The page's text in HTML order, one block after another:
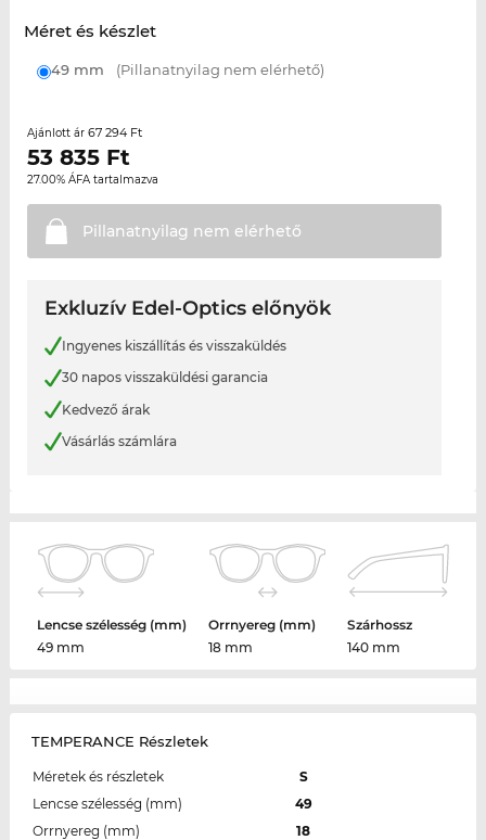
Méret és készlet
49 mm (Pillanatnyilag nem elérhető)
Ajánlott ár 67 294 Ft
53 835Ft
27.00% ÁFA tartalmazva
Pillanatnyilag nem elérhető
Exkluzív Edel-Optics előnyök
Ingyenes kiszállítás és visszaküldés
30 napos visszaküldési garancia
Kedvező árak
Vásárlás számlára
Lencse szélesség (mm)
49 mm
Orrnyereg (mm)
18 mm
Szárhossz
140 mm
TEMPERANCE Részletek
Méretek és részletek
S
Lencse szélesség (mm)
49
Orrnyereg (mm)
18